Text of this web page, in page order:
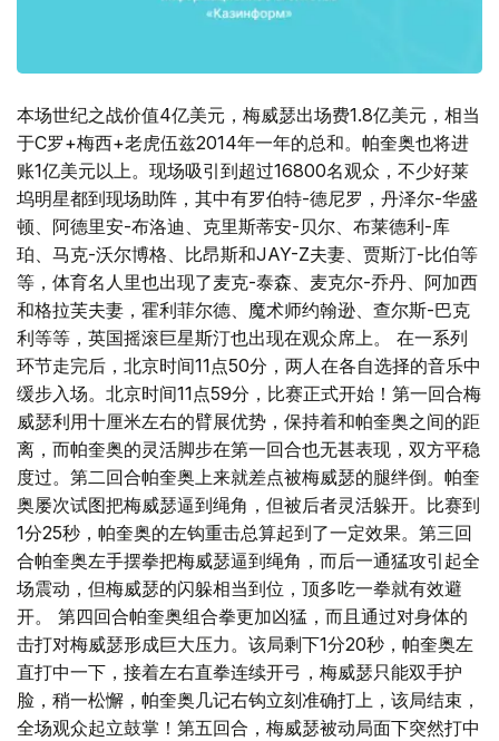
本场世纪之战价值4亿美元，梅威瑟出场费1.8亿美元，相当
于C罗+梅西+老虎伍兹2014年一年的总和。帕奎奥也将进
账1亿美元以上。现场吸引到超过16800名观众，不少好莱
坞明星都到现场助阵，其中有罗伯特-德尼罗，丹泽尔-华盛
顿、阿德里安-布洛迪、克里斯蒂安-贝尔、布莱德利-库
珀、马克-沃尔博格、比昂斯和JAY-Z夫妻、贾斯汀-比伯等
等，体育名人里也出现了麦克-泰森、麦克尔-乔丹、阿加西
和格拉芙夫妻，霍利菲尔德、魔术师约翰逊、查尔斯-巴克
利等等，英国摇滚巨星斯汀也出现在观众席上。 在一系列
环节走完后，北京时间11点50分，两人在各自选择的音乐中
缓步入场。北京时间11点59分，比赛正式开始！第一回合梅
威瑟利用十厘米左右的臂展优势，保持着和帕奎奥之间的距
离，而帕奎奥的灵活脚步在第一回合也无甚表现，双方平稳
度过。第二回合帕奎奥上来就差点被梅威瑟的腿绊倒。帕奎
奥屡次试图把梅威瑟逼到绳角，但被后者灵活躲开。比赛到
1分25秒，帕奎奥的左钩重击总算起到了一定效果。第三回
合帕奎奥左手摆拳把梅威瑟逼到绳角，而后一通猛攻引起全
场震动，但梅威瑟的闪躲相当到位，顶多吃一拳就有效避
开。 第四回合帕奎奥组合拳更加凶猛，而且通过对身体的
击打对梅威瑟形成巨大压力。该局剩下1分20秒，帕奎奥左
直打中一下，接着左右直拳连续开弓，梅威瑟只能双手护
脸，稍一松懈，帕奎奥几记右钩立刻准确打上，该局结束，
全场观众起立鼓掌！第五回合，梅威瑟被动局面下突然打中